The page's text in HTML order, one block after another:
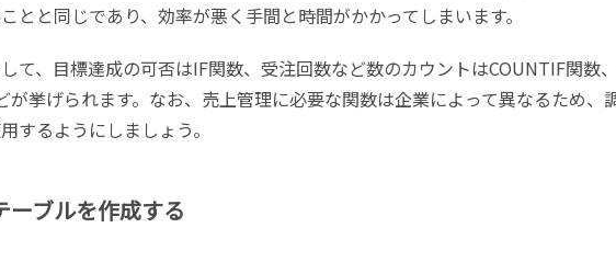
とと同じであり、効率が悪く手間と時間がかかってしまいます。
て、目標達成の可否はIF関数、受注回数など数のカウントはCOUNTIF関数
が挙げられます。なお、売上管理に必要な関数は企業によって異なるため、
するようにしましょう。
ーブルを作成する